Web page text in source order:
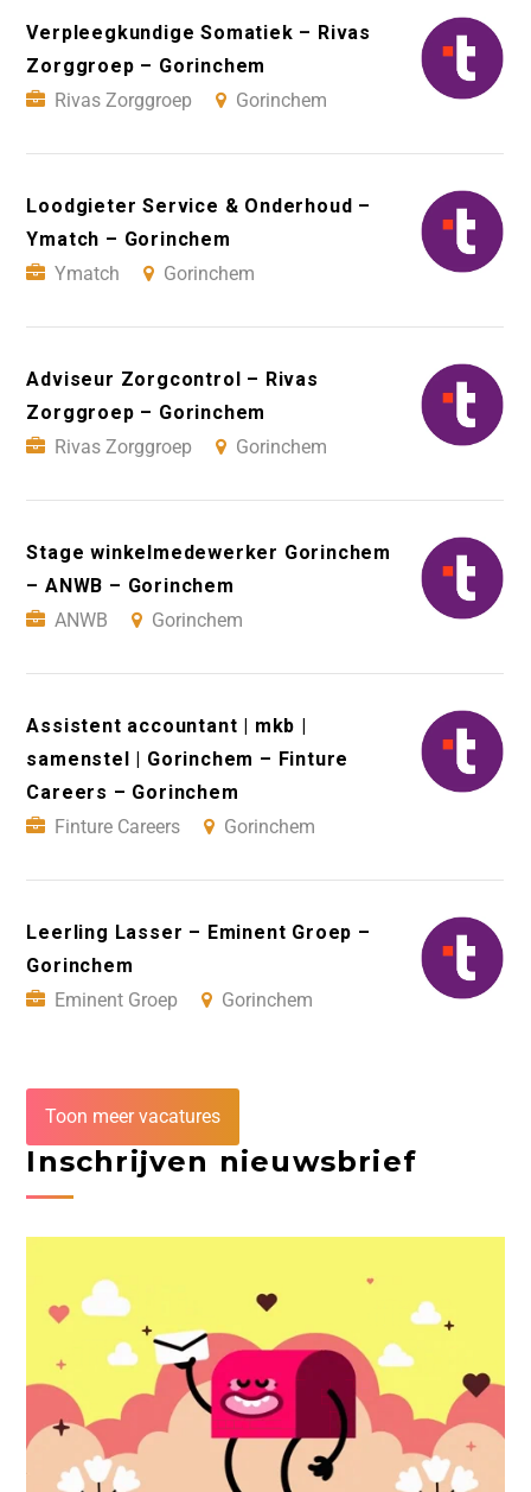
Verpleegkundige Somatiek – Rivas
Zorggroep – Gorinchem
Rivas Zorggroep
Gorinchem
Loodgieter Service & Onderhoud –
Ymatch – Gorinchem
Ymatch
Gorinchem
Adviseur Zorgcontrol – Rivas
Zorggroep – Gorinchem
Rivas Zorggroep
Gorinchem
Stage winkelmedewerker Gorinchem
– ANWB – Gorinchem
ANWB
Gorinchem
Assistent accountant | mkb |
samenstel | Gorinchem – Finture
Careers – Gorinchem
Finture Careers
Gorinchem
Leerling Lasser – Eminent Groep –
Gorinchem
Eminent Groep
Gorinchem
Toon meer vacatures
Inschrijven nieuwsbrief